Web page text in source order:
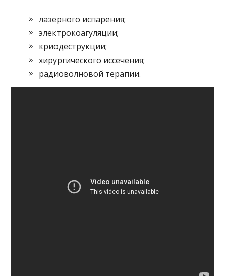
лазерного испарения;
электрокоагуляции;
криодеструкции;
хирургического иссечения;
радиоволновой терапии.